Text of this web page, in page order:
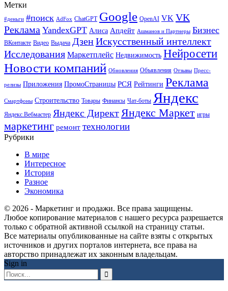
Метки
#деньги #поиск AdFox ChatGPT Google OpenAI VK VK
Реклама YandexGPT Алиса Апдейт Ашманов и Партнеры Бизнес
ВКонтакте Видео Выдача ДзенИскусственный интеллект
Исследования Маркетплейс Недвижимость Нейросети
Новости компаний Обновления Объявления Отзывы Пресс-
релизы Приложения ПромоСтраницы РСЯ Рейтинги Реклама
Смартфоны Строительство Товары Финансы Чат-боты Яндекс
Яндекс.Вебмастер Яндекс ДиректЯндекс Маркет игры
маркетинг ремонт технологии
Рубрики
В мире
Интересное
История
Разное
Экономика
© 2026 - Маркетинг и продажи. Все права защищены.
Любое копирование материалов с нашего ресурса разрешается
только с обратной активной ссылкой на страницу статьи.
Все материалы опубликованные на сайте взяты с открытых
источников и других порталов интернета, все права на
авторство принадлежат их законным владельцам.
Sign in